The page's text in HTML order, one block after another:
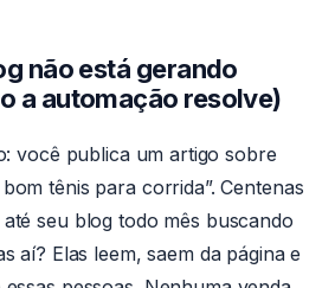
não está gerando
a automação resolve)
você publica um artigo sobre
tênis para corrida”. Centenas
seu blog todo mês buscando
aí? Elas leem, saem da página e